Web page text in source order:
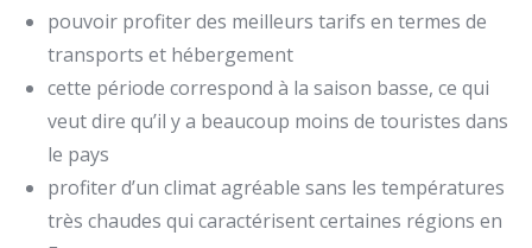
pouvoir profiter des meilleurs tarifs en termes de
transports et hébergement
cette période correspond à la saison basse, ce qui
veut dire qu’il y a beaucoup moins de touristes dans
le pays
profiter d’un climat agréable sans les températures
très chaudes qui caractérisent certaines régions en